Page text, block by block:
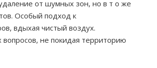
от шумных зон, но в т о же
Особый подход к
вдыхая чистый воздух.
не покидая территорию